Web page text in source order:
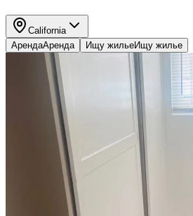
California
АрендаАренда Ищу жильеИщу жилье